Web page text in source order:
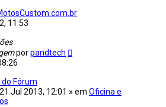
11:53
porpandtech
Fórum
21 Jul 2013, 12:01 » em Oficina e